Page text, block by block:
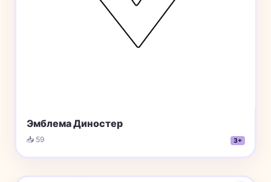
Эмблема Диностер
📥 59 3+